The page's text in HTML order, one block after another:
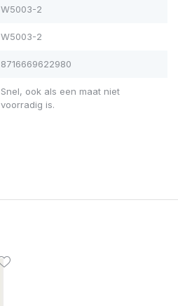
W5003-2
W5003-2
8716669622980
Snel, ook als een maat niet
voorradig is.